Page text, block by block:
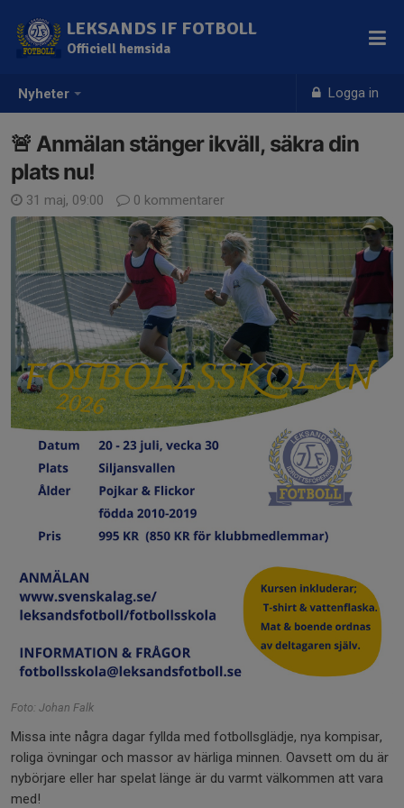
Nyheter Logga in
LEKSANDS IF FOTBOLL
Officiell hemsida
🚨 Anmälan stänger ikväll, säkra din
plats nu!
31 maj, 09:00 0 kommentarer
Foto: Johan Falk
Missa inte några dagar fyllda med fotbollsglädje, nya kompisar,
roliga övningar och massor av härliga minnen. Oavsett om du är
nybörjare eller har spelat länge är du varmt välkommen att vara
med!